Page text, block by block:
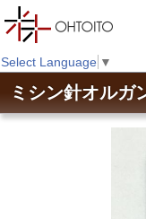
Select Language ▼
ミシン針オル